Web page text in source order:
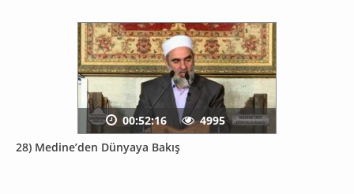
28) Medine’den Dünyaya Bakış
00:52:16 4995